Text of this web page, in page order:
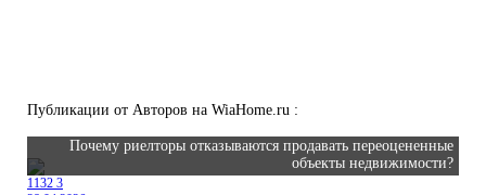
Публикации от Авторов на WiaHome.ru :
Почему риелторы отказываются продавать переоцененные
объекты недвижимости?
1132 3